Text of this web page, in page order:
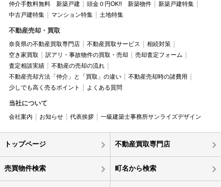
仲介手数料無料 新築戸建 頭金０円OK!! 新築物件
新築戸建特集
中古戸建特集
マンション特集 土地特集
不動産売却・買取
奈良県の不動産買取専門店 不動産買取サービス
相続対策
空き家買取
訳アリ・事故物件の買取・売却
売却査定フォーム
査定相談実績
不動産の売却の流れ
不動産売却方法「仲介」と「買取」の違い
不動産売却時の諸費用
少しでも高く売るポイント
よくある質問
当社について
会社案内 お知らせ 代表挨拶 一級建築士事務所サンライズデザイン
トップページ 不動産買取専門店
売買物件検索 町名から検索